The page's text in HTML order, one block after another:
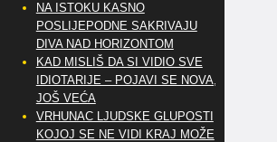
NA ISTOKU KASNO
POSLIJEPODNE SAKRIVAJU
DIVA NAD HORIZONTOM
KAD MISLIŠ DA SI VIDIO SVE
IDIOTARIJE – POJAVI SE NOVA,..
JOŠ VEĆA
VRHUNAC LJUDSKE GLUPOSTI
KOJOJ SE NE VIDI KRAJ MOŽE